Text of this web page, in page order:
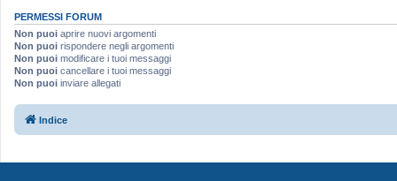
PERMESSI FORUM
Non puoi aprire nuovi argomenti
Non puoi rispondere negli argomenti
Non puoi modificare i tuoi messaggi
Non puoi cancellare i tuoi messaggi
Non puoi inviare allegati
Indice